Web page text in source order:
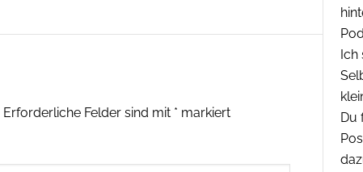
Erforderliche Felder sind mit * markiert
Ich
Du